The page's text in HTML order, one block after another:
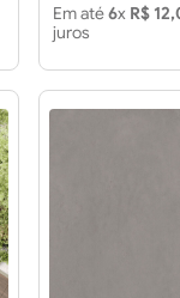
Em até6x R$
juros